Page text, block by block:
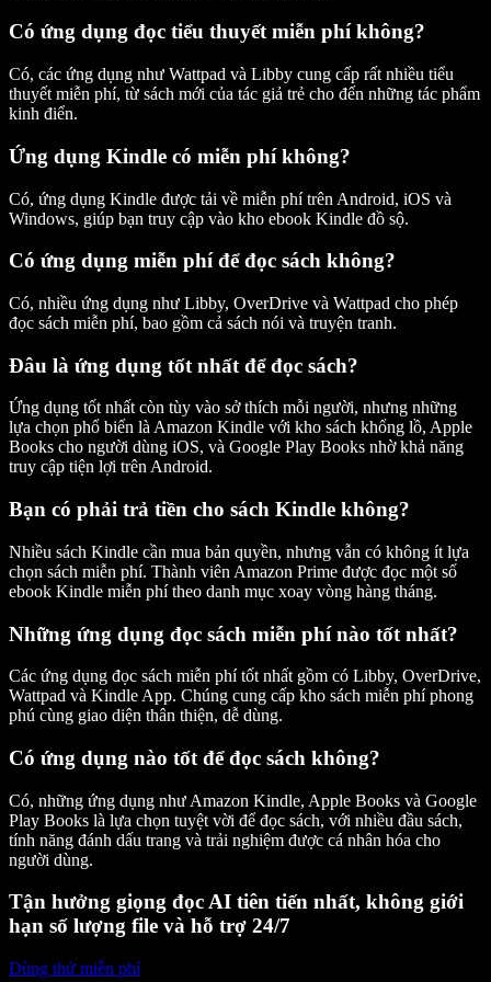
Có ứng dụng đọc tiểu thuyết miễn phí không?
Có, các ứng dụng như Wattpad và Libby cung cấp rất nhiều tiểu
thuyết miễn phí, từ sách mới của tác giả trẻ cho đến những tác phẩm
kinh điển.
Ứng dụng Kindle có miễn phí không?
Có, ứng dụng Kindle được tải về miễn phí trên Android, iOS và
Windows, giúp bạn truy cập vào kho ebook Kindle đồ sộ.
Có ứng dụng miễn phí để đọc sách không?
Có, nhiều ứng dụng như Libby, OverDrive và Wattpad cho phép
đọc sách miễn phí, bao gồm cả sách nói và truyện tranh.
Đâu là ứng dụng tốt nhất để đọc sách?
Ứng dụng tốt nhất còn tùy vào sở thích mỗi người, nhưng những
lựa chọn phổ biến là Amazon Kindle với kho sách khổng lồ, Apple
Books cho người dùng iOS, và Google Play Books nhờ khả năng
truy cập tiện lợi trên Android.
Bạn có phải trả tiền cho sách Kindle không?
Nhiều sách Kindle cần mua bản quyền, nhưng vẫn có không ít lựa
chọn sách miễn phí. Thành viên Amazon Prime được đọc một số
ebook Kindle miễn phí theo danh mục xoay vòng hàng tháng.
Những ứng dụng đọc sách miễn phí nào tốt nhất?
Các ứng dụng đọc sách miễn phí tốt nhất gồm có Libby, OverDrive,
Wattpad và Kindle App. Chúng cung cấp kho sách miễn phí phong
phú cùng giao diện thân thiện, dễ dùng.
Có ứng dụng nào tốt để đọc sách không?
Có, những ứng dụng như Amazon Kindle, Apple Books và Google
Play Books là lựa chọn tuyệt vời để đọc sách, với nhiều đầu sách,
tính năng đánh dấu trang và trải nghiệm được cá nhân hóa cho
người dùng.
Tận hưởng giọng đọc AI tiên tiến nhất, không giới
hạn số lượng file và hỗ trợ 24/7
Dùng thử miễn phí